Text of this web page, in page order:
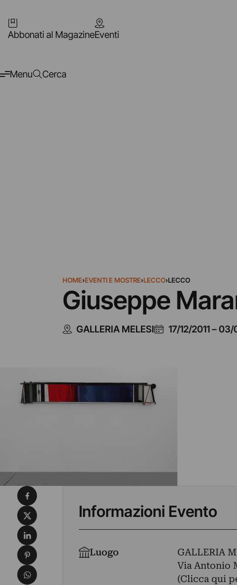
Abbonati al MagazineEventi
Menu Cerca
HOME›EVENTI E MOSTRE›LECCO›LECCO
Giuseppe
GALLERIA MELESI 17/12/2011–03/
Informazioni Evento
Luogo
GALLERIA
Via Antonio
(Clicca qui
Condividi su Facebook
Condividi su X
Condividi su LinkedIn
Condividi su Pinterest
Condividi su WhatsApp